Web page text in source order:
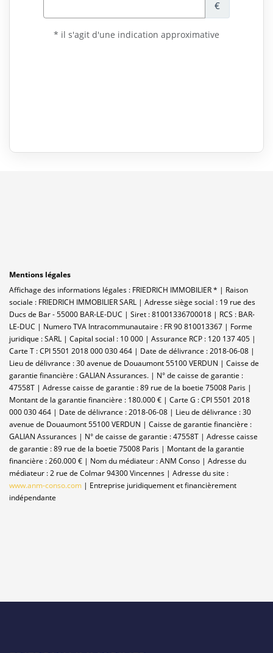
Mentions légales
Affichage des informations légales : FRIEDRICH IMMOBILIER * | Raison
sociale : FRIEDRICH IMMOBILIER SARL | Adresse siège social : 19 rue des
Ducs de Bar - 55000 BAR-LE-DUC | Siret : 81001336700018 | RCS : BAR-
LE-DUC | Numero TVA Intracommunautaire : FR 90 810013367 | Forme
juridique : SARL | Capital social : 10 000 | Assurance RCP : 120 137 405 |
Carte T : CPI 5501 2018 000 030 464 | Date de délivrance : 2018-06-08 |
Lieu de délivrance : 30 avenue de Douaumont 55100 VERDUN | Caisse de
garantie financière : GALIAN Assurances. | N° de caisse de garantie :
47558T | Adresse caisse de garantie : 89 rue de la boetie 75008 Paris |
Montant de la garantie financière : 180.000 € | Carte G : CPI 5501 2018
000 030 464 | Date de délivrance : 2018-06-08 | Lieu de délivrance : 30
avenue de Douaumont 55100 VERDUN | Caisse de garantie financière :
GALIAN Assurances | N° de caisse de garantie : 47558T | Adresse caisse
de garantie : 89 rue de la boetie 75008 Paris | Montant de la garantie
financière : 260.000 € | Nom du médiateur : ANM Conso | Adresse du
médiateur : 2 rue de Colmar 94300 Vincennes | Adresse du site :
www.anm-conso.com | Entreprise juridiquement et financièrement
indépendante